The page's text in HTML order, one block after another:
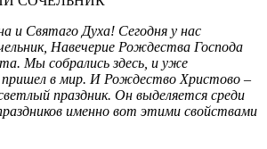
и Святаго Духа! Сегодня у нас
Навечерие Рождества Господа
Мы собрались здесь, и уже
в мир. И Рождество Христово –
праздник. Он выделяется среди
именно вот этими свойствами